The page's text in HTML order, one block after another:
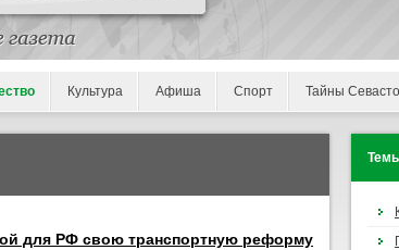
Культура Афиша Спорт Тайны
для РФ свою транспортную реформу